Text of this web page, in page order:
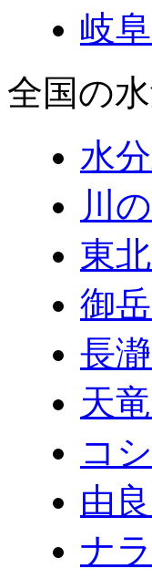
岐
全国の
水
川
東
御
長
天
コ
由
ナ